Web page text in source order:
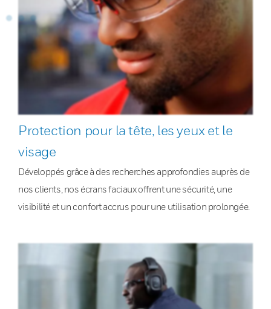
Protection pour la tête, les yeux et le
visage
Développés grâce à des recherches approfondies auprès de
nos clients, nos écrans faciaux offrent une sécurité, une
visibilité et un confort accrus pour une utilisation prolongée.